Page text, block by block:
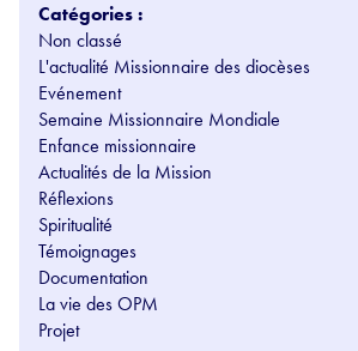
Catégories :
Non classé
L'actualité Missionnaire des diocèses
Evénement
Semaine Missionnaire Mondiale
Enfance missionnaire
Actualités de la Mission
Réflexions
Spiritualité
Témoignages
Documentation
La vie des OPM
Projet